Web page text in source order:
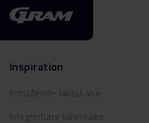
Inspiration
Fritstående køleskabe
Integrerbare køleskabe